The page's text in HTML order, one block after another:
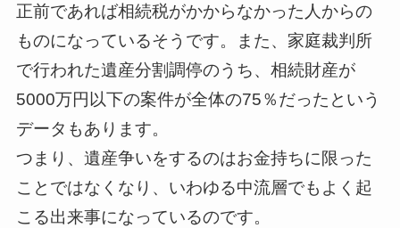
正前であれば相続税がかからなかった人からの
ものになっているそうです。また、家庭裁判所
で行われた遺産分割調停のうち、相続財産が
5000万円以下の案件が全体の75％だったという
データもあります。
つまり、遺産争いをするのはお金持ちに限った
ことではなくなり、いわゆる中流層でもよく起
こる出来事になっているのです。